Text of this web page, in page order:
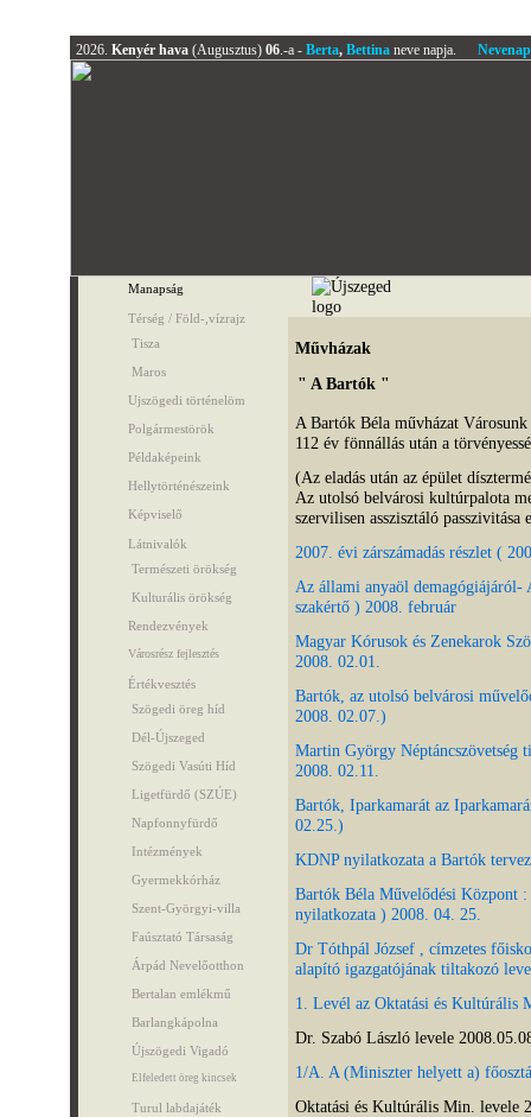
2026. Kenyér hava (Augusztus) 06.-a - Berta, Bettinaneve napja.
Manapság
Térség / Föld-,vízrajz
Tisza
Maros
Ujszögedi történelöm
Polgármestörök
Példaképeink
Hellytörténészeink
Képviselő
Látnivalók
Természeti örökség
Kulturális örökség
Rendezvények
Városrész fejlesztés
Értékvesztés
Szögedi öreg híd
Dél-Újszeged
Szögedi Vasúti Híd
Ligetfürdő (SZÚE)
Napfonnyfürdő
Intézmények
Gyermekkórház
Szent-Györgyi-villa
Faúsztató Társaság
Árpád Nevelőotthon
Bertalan emlékmű
Barlangkápolna
Újszögedi Vigadó
Elfeledett öreg kincsek
Turul labdajáték
Művházak
" A Bartók "
A Bartók Béla művházat
112 év fönnállás után a
(Az eladás után az épület
Az utolsó belvárosi kultúrpalota
szervilisen asszisztáló passzivitása
2007. évi zárszámadás részlet (
Az állami anyaöl demagógiájáról-
szakértő ) 2008. február
Magyar Kórusok és Zenekarok
2008. 02.01.
Bartók, az utolsó belvárosi
2008. 02.07.)
Martin György Néptáncszövetség
2008. 02.11.
Bartók, Iparkamarát az
02.25.)
KDNP nyilatkozata a Bartók
Bartók Béla Művelődési Központ
nyilatkozata ) 2008. 04. 25.
Dr Tóthpál József , címzetes
alapító igazgatójának tiltakozó
1. Levél az Oktatási és Kultúrális
Dr. Szabó László levele
1/A. A (Miniszter helyett a)
Oktatási és Kultúrális Min. levele